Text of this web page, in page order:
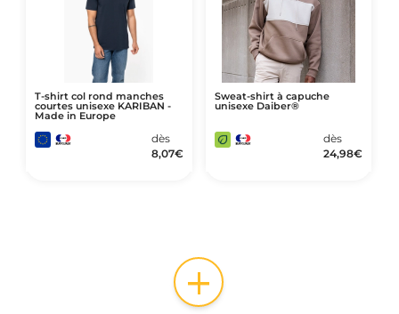
T-shirt col rond manches
courtes unisexe KARIBAN -
Made in Europe
dès
8,07€
Sweat-shirt à capuche
unisexe Daiber®
dès
24,98€
+